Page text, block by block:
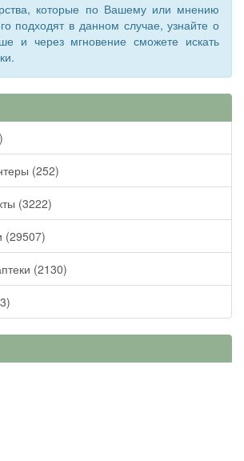
которые по Вашему или мнению
подходят в данном случае, узнайте о
и через мгновение сможете искать
(252)
(3222)
(29507)
(2130)